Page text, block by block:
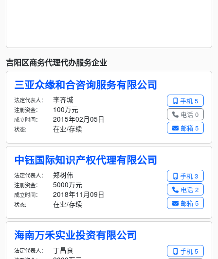
吉阳区商务代理代办服务企业
三亚众缘和合咨询服务有限公司
手机 5
电话 0
邮箱 5
法定代表人： 李齐城
注册资金： 100万元
成立时间： 2015年02月05日
状态: 在业/存续
中钰国际知识产权代理有限公司
手机 3
电话 2
邮箱 5
法定代表人： 郑树伟
注册资金： 5000万元
成立时间： 2018年11月09日
状态: 在业/存续
海南万禾实业投资有限公司
手机 5
法定代表人： 丁昌良